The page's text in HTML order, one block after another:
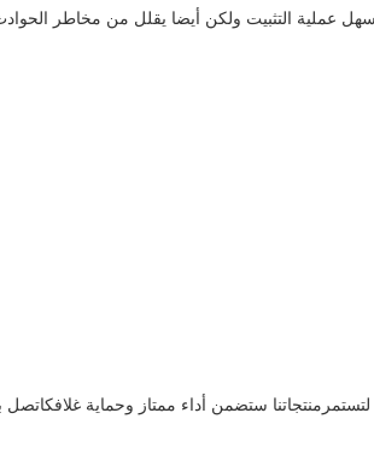
عملية التثبيت ولكن أيضا يقلل من مخاطر
ستضمن أداء ممتاز وحماية غلافكاتصل